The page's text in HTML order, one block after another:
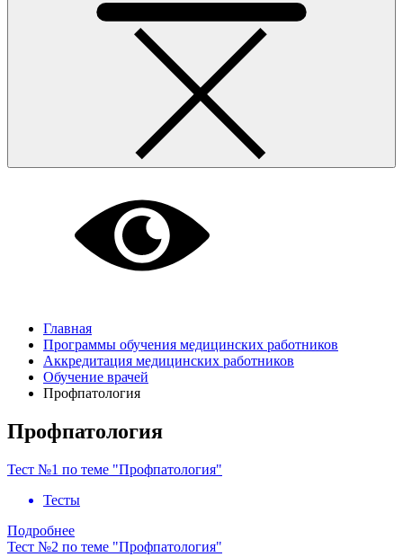
Главная
Программы обучения медицинских работников
Аккредитация медицинских работников
Обучение врачей
Профпатология
Профпатология
Тест №1 по теме "Профпатология"
Тесты
Подробнее
Тест №2 по теме "Профпатология"